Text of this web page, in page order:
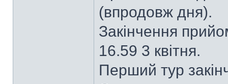
(впродовж дня).
Закінчення
16.59 3 квітня.
Перший тур